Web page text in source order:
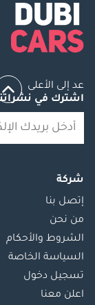
عد إلى الأعلى
اشترك في نشراتنا
شركة
إتصل بنا
من نحن
الشروط والأحكام
السياسة الخاصة
تسجيل دخول
اعلن معنا